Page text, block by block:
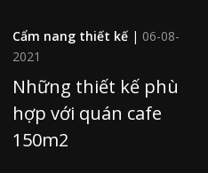
Cẩm nang thiết kế | 06-08-
2021
Những thiết kế phù
hợp với quán cafe
150m2